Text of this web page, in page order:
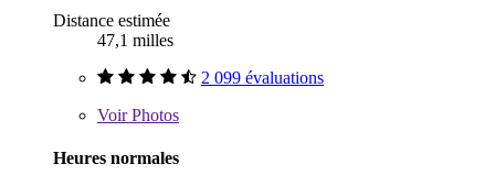
Distance estimée
47,1 milles
2 099 évaluations
VoirPhotos
Heures normales